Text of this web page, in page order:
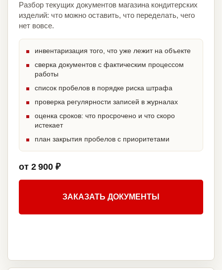
Разбор текущих документов магазина кондитерских
изделий: что можно оставить, что переделать, чего
нет вовсе.
инвентаризация того, что уже лежит на объекте
сверка документов с фактическим процессом
работы
список пробелов в порядке риска штрафа
проверка регулярности записей в журналах
оценка сроков: что просрочено и что скоро
истекает
план закрытия пробелов с приоритетами
от 2 900 ₽
ЗАКАЗАТЬ ДОКУМЕНТЫ